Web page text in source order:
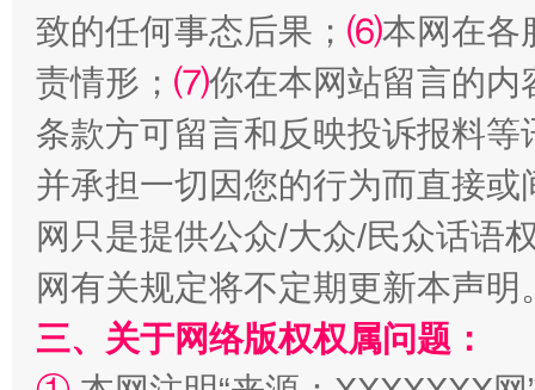
解纷+调解+退费，一次搞定
致的任何事态后果； ⑹本网在各
责情形； ⑺你在本网站留言的内
条款方可留言和反映投诉报料
并承担一切因您的行为而直接
网只是提供公众/大众/民众话语
网有关规定将不定期更新本声明
三、关于网络版权权属问题：